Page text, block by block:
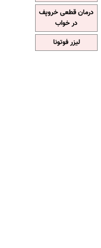
درمان قطعی خروپف
در خواب
لیزر فوتونا